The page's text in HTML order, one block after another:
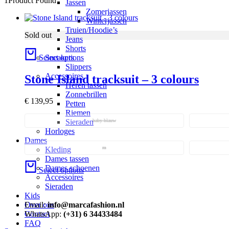
Jassen
Zomerjassen
Winterjassen
Truien/Hoodie’s
Jeans
Shorts
Sneakers
Slippers
Accessoires
Heren tassen
Zonnebrillen
Petten
Riemen
Sieraden
Horloges
Dames
Kleding
Dames tassen
Dames schoenen
Accessoires
Sieraden
Kids
Over ons
Contact
FAQ
Sold out
Select options
Stone Island tracksuit – 3 colours
€ 139,95
baby blauw
m
Select options
Email:info@marcafashion.nl
WhatsApp: (+31) 6 34433484